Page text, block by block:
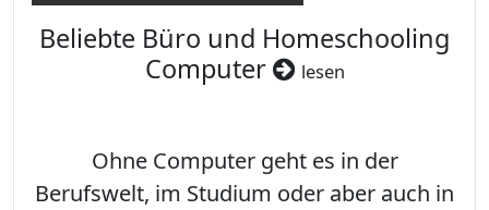
Beliebte Büro und Homeschooling
Computer
lesen
Ohne Computer geht es in der
Berufswelt, im Studium oder aber auch in